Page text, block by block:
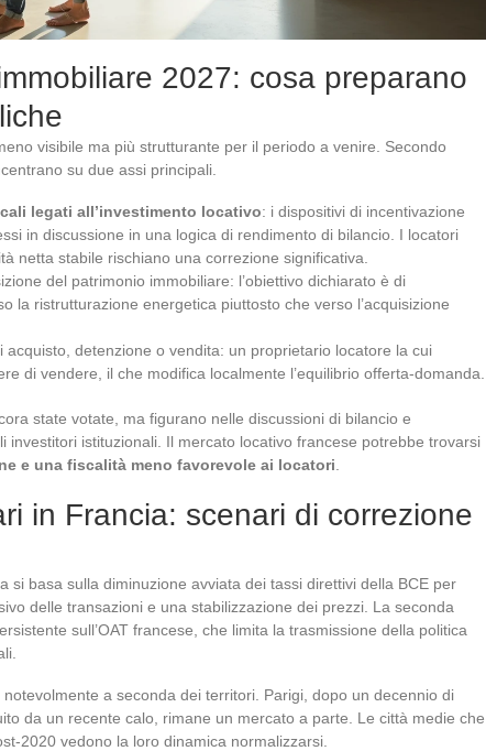
2027: cosa preparano
visibile ma più strutturante per il periodo a venire. Secondo
su due assi principali.
legati all’investimento locativo: i dispositivi di incentivazione
in discussione in una logica di rendimento di bilancio. I locatori
netta stabile rischiano una correzione significativa.
del patrimonio immobiliare: l’obiettivo dichiarato è di
la ristrutturazione energetica piuttosto che verso l’acquisizione
acquisto, detenzione o vendita: un proprietario locatore la cui
di vendere, il che modifica localmente l’equilibrio offerta-domanda.
state votate, ma figurano nelle discussioni di bilancio e
investitori istituzionali. Il mercato locativo francese potrebbe trovarsi
e una fiscalità meno favorevole ai locatori
in Francia: scenari di correzione
si basa sulla diminuzione avviata dei tassi direttivi della BCE per
delle transazioni e una stabilizzazione dei prezzi. La seconda
sull’OAT francese, che limita la trasmissione della politica
a seconda dei territori. Parigi, dopo un decennio di
da un recente calo, rimane un mercato a parte. Le città medie che
2020 vedono la loro dinamica normalizzarsi.